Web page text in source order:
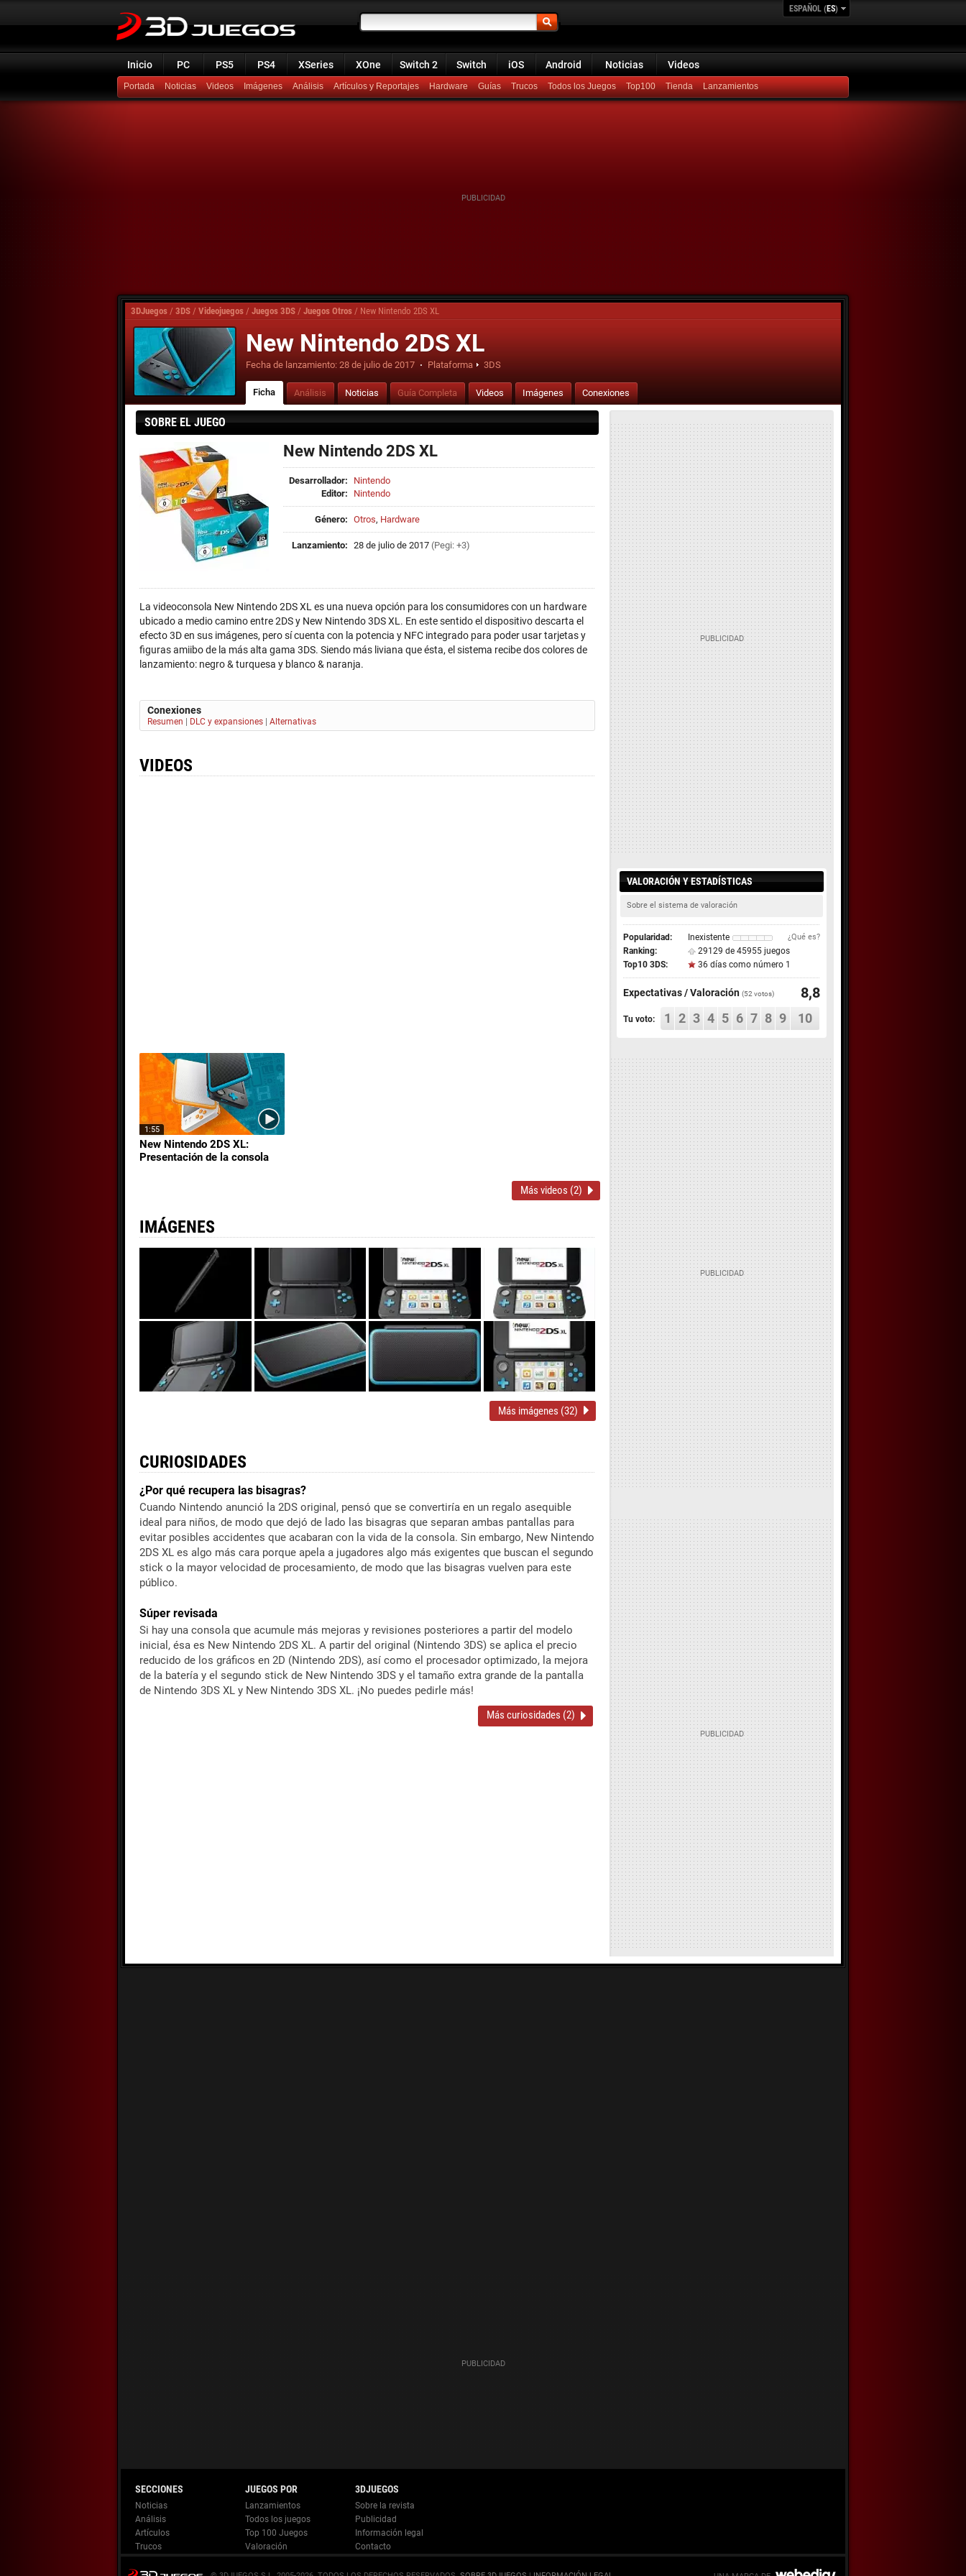
ESPAÑOL (ES)
Inicio PC PS5 PS4 XSeries XOne Switch 2 Switch iOS Android Noticias Videos
Portada Noticias Videos Imágenes Análisis Artículos y Reportajes Hardware Guías Trucos Todos los Juegos Top100 Lanzamientos
3DJuegos / 3DS / Videojuegos / Juegos 3DS / Juegos Otros / New Nintendo 2DS XL
New Nintendo 2DS XL
Fecha de lanzamiento: 28 de julio de 2017 · Plataforma 3DS
Ficha Análisis Noticias Guía Completa Videos Imágenes Conexiones
SOBRE EL JUEGO
New Nintendo 2DS XL
Desarrollador:
Nintendo
Editor:
Nintendo
Género: Otros, Hardware
Lanzamiento: 28 de julio de 2017 (Pegi: +3)
La videoconsola New Nintendo 2DS XL es una nueva opción para los consumidores con un hardware
ubicado a medio camino entre 2DS y New Nintendo 3DS XL. En este sentido el dispositivo descarta el
efecto 3D en sus imágenes, pero sí cuenta con la potencia y NFC integrado para poder usar tarjetas y
figuras amiibo de la más alta gama 3DS. Siendo más liviana que ésta, el sistema recibe dos colores de
lanzamiento: negro & turquesa y blanco & naranja.
Conexiones
Resumen DLC y expansiones Alternativas
VIDEOS
1:55
New Nintendo 2DS XL:
Presentación de la consola
Más videos (2)
IMÁGENES
Más imágenes (32)
CURIOSIDADES
¿Por qué recupera las bisagras?
Cuando Nintendo anunció la 2DS original, pensó que se convertiría en un regalo asequible
ideal para niños, de modo que dejó de lado las bisagras que separan ambas pantallas para
evitar posibles accidentes que acabaran con la vida de la consola. Sin embargo, New Nintendo
2DS XL es algo más cara porque apela a jugadores algo más exigentes que buscan el segundo
stick o la mayor velocidad de procesamiento, de modo que las bisagras vuelven para este
público.
Súper revisada
Si hay una consola que acumule más mejoras y revisiones posteriores a partir del modelo
inicial, ésa es New Nintendo 2DS XL. A partir del original (Nintendo 3DS) se aplica el precio
reducido de los gráficos en 2D (Nintendo 2DS), así como el procesador optimizado, la mejora
de la batería y el segundo stick de New Nintendo 3DS y el tamaño extra grande de la pantalla
de Nintendo 3DS XL y New Nintendo 3DS XL. ¡No puedes pedirle más!
Más curiosidades (2)
VALORACIÓN Y ESTADÍSTICAS
Sobre el sistema de valoración
Popularidad: Inexistente ¿Qué es?
Ranking:
29129 de 45955 juegos
Top10 3DS:
36 días como número 1
Expectativas / Valoración (52 votos) 8,8
Tu voto: 1 2 3 4 5 6 7 8 9 10
Noticias
Análisis
Artículos
Trucos
Lanzamientos
Todos los juegos
Top 100 Juegos
Valoración
Información legal